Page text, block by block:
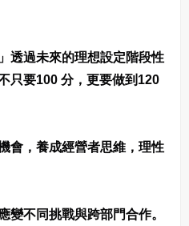
透過未來的理想設定階段性
只要100 分，更要做到120
會，養成經營者思維，理性
變不同挑戰與跨部門合作。